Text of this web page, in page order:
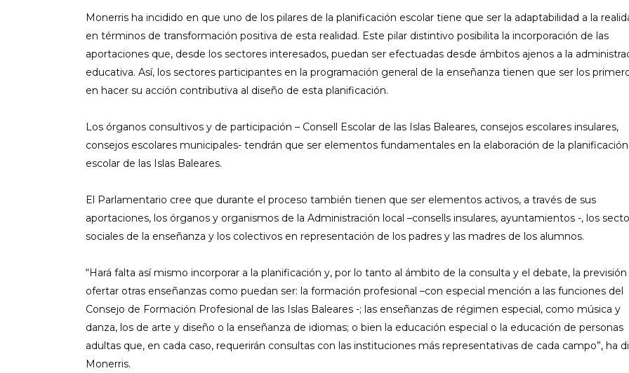
Monerris ha incidido en que uno de los pilares de la planificación escolar tiene que ser la adaptabilidad a la
en términos de transformación positiva de esta realidad. Este pilar distintivo posibilita la incorporación de las
aportaciones que, desde los sectores interesados, puedan ser efectuadas desde ámbitos ajenos a la
educativa. Así, los sectores participantes en la programación general de la enseñanza tienen que ser los
en hacer su acción contributiva al diseño de esta planificación.
Los órganos consultivos y de participación – Consell Escolar de las Islas Baleares, consejos escolares insulares,
consejos escolares municipales- tendrán que ser elementos fundamentales en la elaboración de la planificación
escolar de las Islas Baleares.
El Parlamentario cree que durante el proceso también tienen que ser elementos activos, a través de sus
aportaciones, los órganos y organismos de la Administración local –consells insulares, ayuntamientos -, los
sociales de la enseñanza y los colectivos en representación de los padres y las madres de los alumnos.
“Hará falta así mismo incorporar a la planificación y, por lo tanto al ámbito de la consulta y el debate, la
ofertar otras enseñanzas como puedan ser: la formación profesional –con especial mención a las funciones del
Consejo de Formación Profesional de las Islas Baleares -; las enseñanzas de régimen especial, como música y
danza, los de arte y diseño o la enseñanza de idiomas; o bien la educación especial o la educación de personas
adultas que, en cada caso, requerirán consultas con las instituciones más representativas de cada campo”, ha
Monerris.